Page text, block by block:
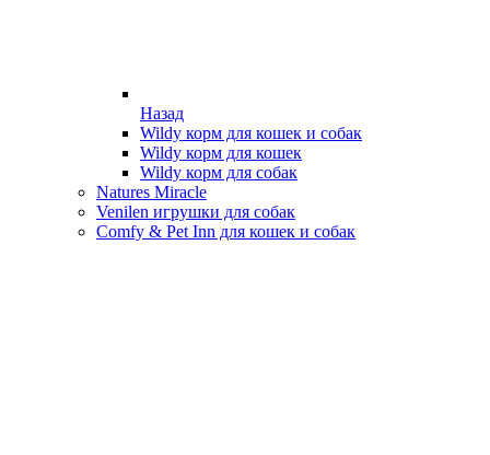
Назад
Wildy корм для кошек и собак
Wildy корм для кошек
Wildy корм для собак
Natures Miracle
Venilen игрушки для собак
Comfy & Pet Inn для кошек и собак